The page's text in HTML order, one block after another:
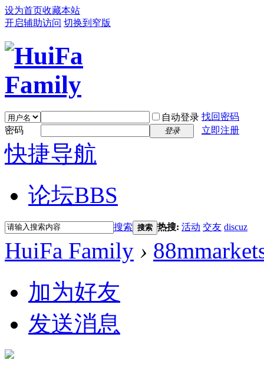
设为首页收藏本站
开启辅助访问 切换到窄版
自动登录 找回密码
密码
登录 立即注册
快捷导航
论坛BBS
搜索 搜索 热搜: 活动 交友 discuz
HuiFa Family ›
加为好友
发送消息